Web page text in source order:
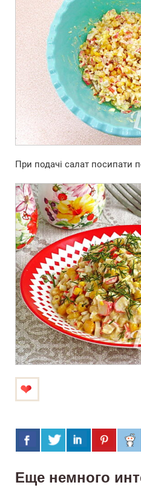
При подачі салат посипати
Еще немного